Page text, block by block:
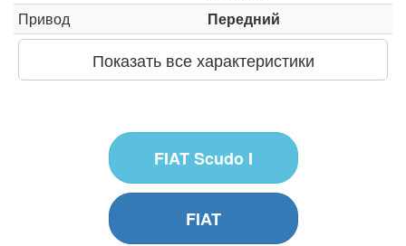
Привод
Передний
Показать все характеристики
FIAT Scudo I
FIAT